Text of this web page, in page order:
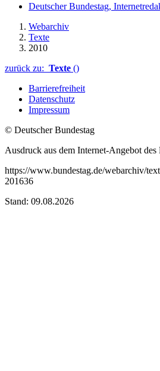
Deutscher Bundestag,
Webarchiv
Texte
2010
zurück zu: Texte ()
Barrierefreiheit
Datenschutz
Impressum
© Deutscher Bundestag
Ausdruck aus dem Internet-Angebot des
https://www.bundestag.de/webarchiv/
201636
Stand: 09.08.2026